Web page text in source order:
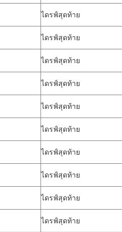
ไดรฟ์สุดท้าย
ไดรฟ์สุดท้าย
ไดรฟ์สุดท้าย
ไดรฟ์สุดท้าย
ไดรฟ์สุดท้าย
ไดรฟ์สุดท้าย
ไดรฟ์สุดท้าย
ไดรฟ์สุดท้าย
ไดรฟ์สุดท้าย
ไดรฟ์สุดท้าย